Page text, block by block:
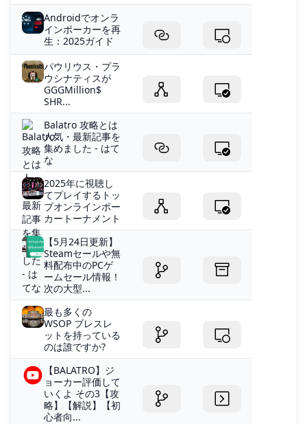
Androidでオンラ
インポーカーを再
生：2025ガイド
パウリウス・プラ
ウシナティスが
GGGMillion$
SHR...
Balatro 攻略とは
人気・最新記事を
集めました - はて
な
2025年に視聴し
てプレイするトッ
プオンラインポー
カートーナメント
【5月24日更新】
Steamセールや無
料配布中のPCゲ
ームセール情報！
次の大型...
最も多くの
WSOP ブレスレ
ットを持っている
のは誰ですか?
【BALATRO】ジ
ョーカー評価して
いくよ その3【攻
略】【解説】【初
心者向...